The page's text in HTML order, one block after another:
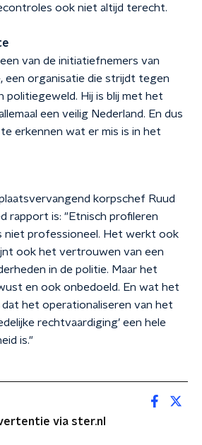
ook niet altijd terecht.
van de initiatiefnemers van
een organisatie die strijdt tegen
politiegeweld. Hij is blij met het
een veilig Nederland. En dus
erkennen wat er mis is in het
korpschef Ruud
rapport is: "Etnisch profileren
niet professioneel. Het werkt ook
ook het vertrouwen van een
in de politie. Maar het
en ook onbedoeld. En wat het
het operationaliseren van het
rechtvaardiging’ een hele
is."
via ster.nl